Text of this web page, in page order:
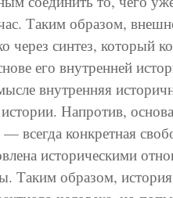
Таким образом,
через синтез, который
его внутренней
внутренняя
Напротив,
всегда конкретная
историческими
Таким образом,